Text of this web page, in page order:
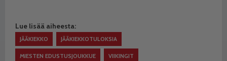
Lue lisää aiheesta:
JÄÄKIEKKO JÄÄKIEKKOTULOKSIA
MIESTEN EDUSTUSJOUKKUE VIIKINGIT